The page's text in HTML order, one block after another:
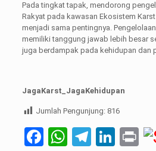
Pada tingkat tapak, mendorong
Rakyat pada kawasan Ekosistem
menjadi sama pentingnya.
memiliki tanggung jawab lebih besar
juga berdampak pada kehidupan dan
JagaKarst_JagaKehidupan
Jumlah Pengunjung: 816
Facebook
WhatsApp